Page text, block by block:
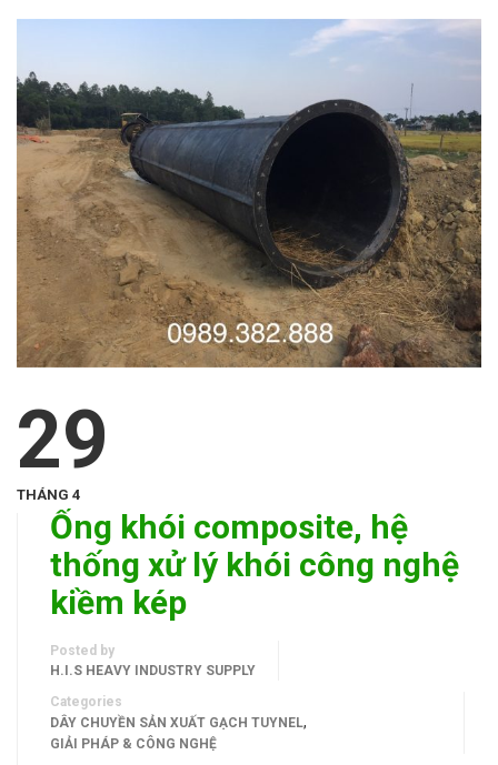
29
THÁNG 4
Ống khói composite, hệ
thống xử lý khói công nghệ
kiềm kép
Posted by
H.I.S HEAVY INDUSTRY SUPPLY
Categories
DÂY CHUYỀN SẢN XUẤT GẠCH TUYNEL,
GIẢI PHÁP & CÔNG NGHỆ